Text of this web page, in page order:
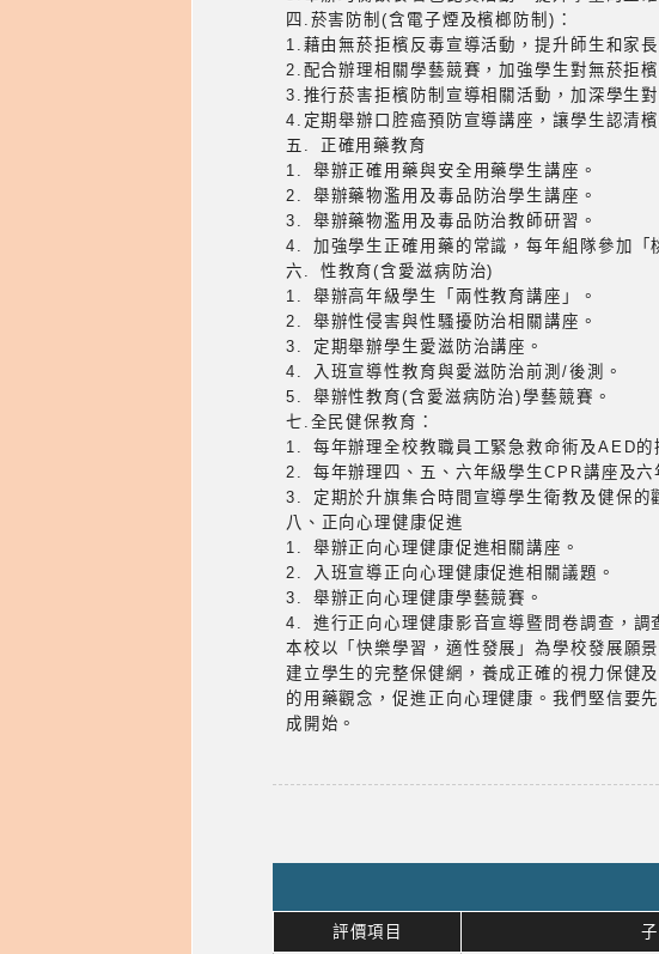
四.菸害防制(含電子煙及檳榔防制)：
1.藉由無菸拒檳反毒宣導活動，提升師生和家
2.配合辦理相關學藝競賽，加強學生對無菸拒檳
3.推行菸害拒檳防制宣導相關活動，加深學生對
4.定期舉辦口腔癌預防宣導講座，讓學生認清
五. 正確用藥教育
1. 舉辦正確用藥與安全用藥學生講座。
2. 舉辦藥物濫用及毒品防治學生講座。
3. 舉辦藥物濫用及毒品防治教師研習。
4. 加強學生正確用藥的常識，每年組隊參加「
六. 性教育(含愛滋病防治)
1. 舉辦高年級學生「兩性教育講座」。
2. 舉辦性侵害與性騷擾防治相關講座。
3. 定期舉辦學生愛滋防治講座。
4. 入班宣導性教育與愛滋防治前測/後測。
5. 舉辦性教育(含愛滋病防治)學藝競賽。
七.全民健保教育：
1. 每年辦理全校教職員工緊急救命術及AED的
2. 每年辦理四、五、六年級學生CPR講座及六
3. 定期於升旗集合時間宣導學生衛教及健保的
八、正向心理健康促進
1. 舉辦正向心理健康促進相關講座。
2. 入班宣導正向心理健康促進相關議題。
3. 舉辦正向心理健康學藝競賽。
4. 進行正向心理健康影音宣導暨問卷調查，調
本校以「快樂學習，適性發展」為學校發展願
建立學生的完整保健網，養成正確的視力保健
的用藥觀念，促進正向心理健康。我們堅信要
成開始。
評價項目